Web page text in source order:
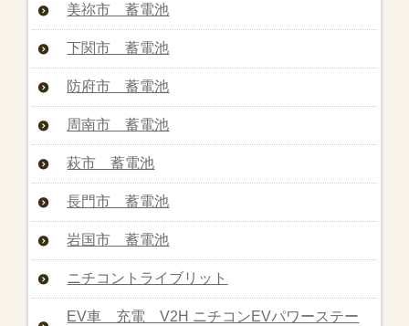
美祢市 蓄電池
下関市 蓄電池
防府市 蓄電池
周南市 蓄電池
萩市 蓄電池
長門市 蓄電池
岩国市 蓄電池
ニチコントライブリット
EV車 充電 V2H ニチコンEVパワーステー